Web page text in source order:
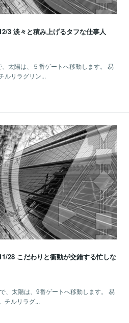
3 淡々と積み上げるタフな仕事人
太陽は、５番ゲートへ移動します。 易
ルリラグリン...
28 こだわりと衝動が交錯する忙しな
、太陽は、9番ゲートへ移動します。 易
チルリラグ...